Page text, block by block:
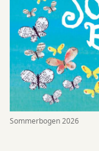
Sommerbogen 2026